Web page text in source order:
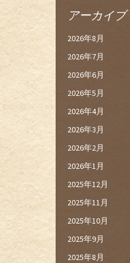
アーカイブ
2026年8月
2026年7月
2026年6月
2026年5月
2026年4月
2026年3月
2026年2月
2026年1月
2025年12月
2025年11月
2025年10月
2025年9月
2025年8月